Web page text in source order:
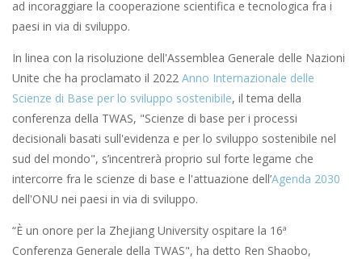
ad incoraggiare la cooperazione scientifica e tecnologica fra i
paesi in via di sviluppo.
In linea con la risoluzione dell'Assemblea Generale delle Nazioni
Unite che ha proclamato il 2022 Anno Internazionale delle
Scienze di Base per lo sviluppo sostenibile, il tema della
conferenza della TWAS, "Scienze di base per i processi
decisionali basati sull'evidenza e per lo sviluppo sostenibile nel
sud del mondo", s’incentrerà proprio sul forte legame che
intercorre fra le scienze di base e l'attuazione dell’Agenda 2030
dell'ONU nei paesi in via di sviluppo.
“È un onore per la Zhejiang University ospitare la 16ª
Conferenza Generale della TWAS", ha detto Ren Shaobo,